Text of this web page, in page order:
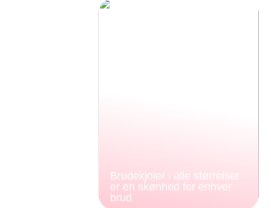
Brudekjoler i alle størrelser
er en skønhed for enhver
brud